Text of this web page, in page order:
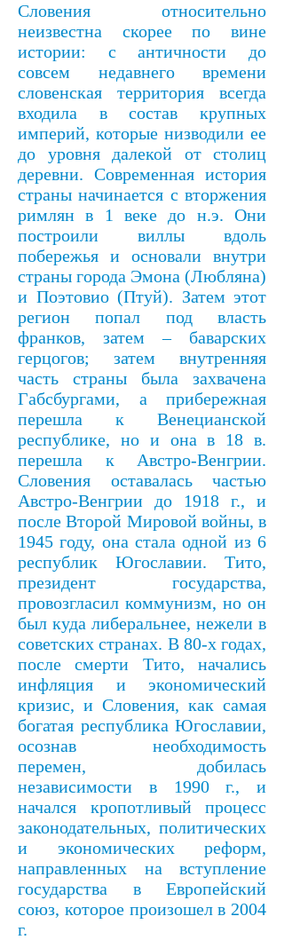
Словения относительно
неизвестна скорее по вине
истории: с античности до
совсем недавнего времени
словенская территория всегда
входила в состав крупных
империй, которые низводили ее
до уровня далекой от столиц
деревни. Современная история
страны начинается с вторжения
римлян в 1 веке до н.э. Они
построили виллы вдоль
побережья и основали внутри
страны города Эмона (Любляна)
и Поэтовио (Птуй). Затем этот
регион попал под власть
франков, затем – баварских
герцогов; затем внутренняя
часть страны была захвачена
Габсбургами, а прибережная
перешла к Венецианской
республике, но и она в 18 в.
перешла к Австро-Венгрии.
Словения оставалась частью
Австро-Венгрии до 1918 г., и
после Второй Мировой войны, в
1945 году, она стала одной из 6
республик Югославии. Тито,
президент государства,
провозгласил коммунизм, но он
был куда либеральнее, нежели в
советских странах. В 80-х годах,
после смерти Тито, начались
инфляция и экономический
кризис, и Словения, как самая
богатая республика Югославии,
осознав необходимость
перемен, добилась
независимости в 1990 г., и
начался кропотливый процесс
законодательных, политических
и экономических реформ,
направленных на вступление
государства в Европейский
союз, которое произошел в 2004
г.